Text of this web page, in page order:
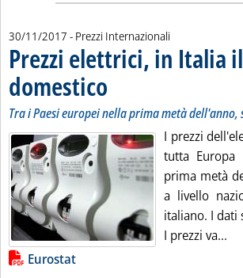
30/11/2017 - Prezzi Internazionali
Prezzi elettrici, in Italia
domestico . Sottotitolo: Tra i Paesi europei
. Pubblicata giovedì 30 novembre
Tra i Paesi europei nella prima metà
I prezzi
tutta
prima metà
a livello
italiano. I dati
I prezzi va...
Lista allegati PDF alla notizia
Eurostat